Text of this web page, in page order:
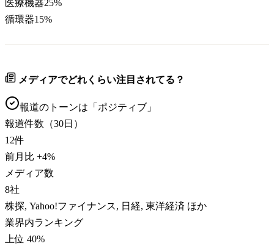
医療機器25%
循環器15%
メディアでどれくらい注目されてる？
報道のトーンは「 ポジティブ 」
報道件数（30日）
12件
前月比 +4%
メディア数
8社
株探, Yahoo!ファイナンス, 日経, 東洋経済 ほか
業界内ランキング
上位 40%